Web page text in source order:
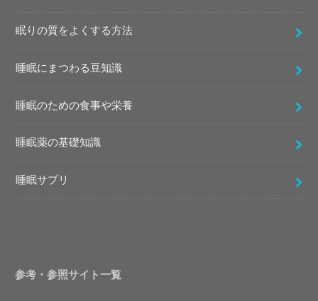
眠りの質をよくする方法
睡眠にまつわる豆知識
睡眠のための食事や栄養
睡眠薬の基礎知識
睡眠サプリ
参考・参照サイト一覧